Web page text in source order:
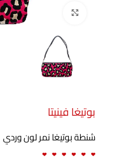
Click to enlarge
بوتيغا فينيتا
شنطة بوتيغا نمر لون وردي